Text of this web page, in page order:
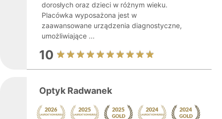
dorosłych oraz dzieci w różnym wieku.
Placówka wyposażona jest w
zaawansowane urządzenia diagnostyczne,
umożliwiające ...
10
Optyk Radwanek